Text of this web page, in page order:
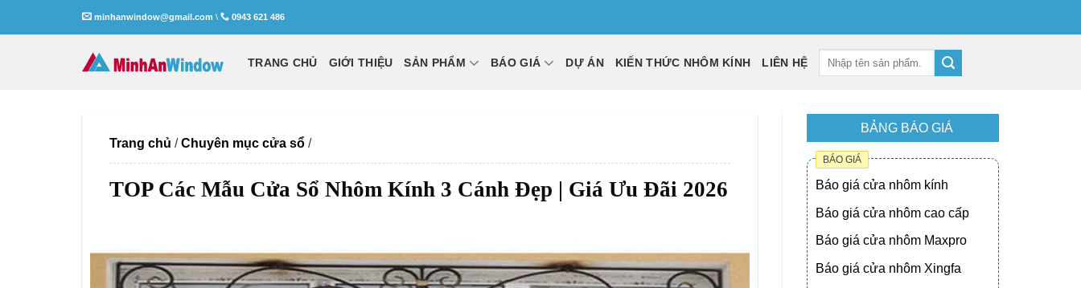
minhanwindow@gmail.com \ 0943 621 486
TRANG CHỦ GIỚI THIỆU SẢN PHẨM BÁO GIÁ DỰ ÁN KIẾN THỨC NHÔM KÍNH LIÊN HỆ
Trang chủ /Chuyên mục cửa sổ /
TOP Các Mẫu Cửa Sổ Nhôm Kính 3 Cánh Đẹp | Giá Ưu Đãi 2026
BẢNG BÁO GIÁ
BÁO GIÁ
Báo giá cửa nhôm kính
Báo giá cửa nhôm cao cấp
Báo giá cửa nhôm Maxpro
Báo giá cửa nhôm Xingfa